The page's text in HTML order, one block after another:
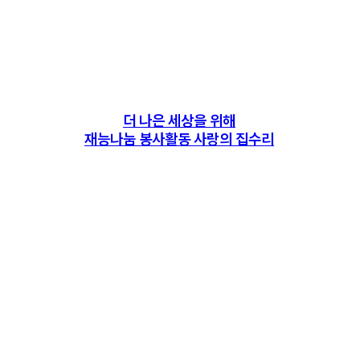
더 나은 세상을 위해
재능나눔 봉사활동 사랑의 집수리